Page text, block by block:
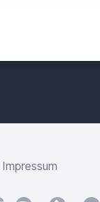
Impressum